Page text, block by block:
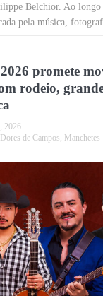
Belchior. Ao longo
pela música,
promete
rodeio,
2026
Dores de Campos, Manchetes